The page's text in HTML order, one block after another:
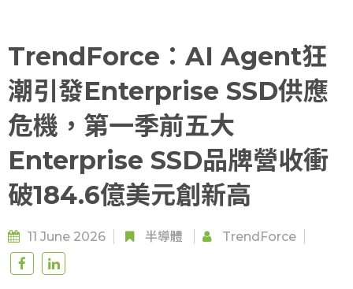
TrendForce：AI Agent狂
潮引發Enterprise SSD供應
危機，第一季前五大
Enterprise SSD品牌營收衝
破184.6億美元創新高
11 June 2026 半導體 TrendForce